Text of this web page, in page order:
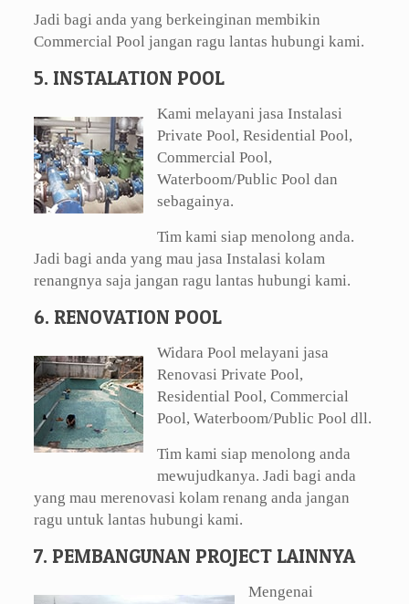
Jadi bagi anda yang berkeinginan membikin
Commercial Pool jangan ragu lantas hubungi kami.
5. INSTALATION POOL
Kami melayani jasa Instalasi
Private Pool, Residential Pool,
Commercial Pool,
Waterboom/Public Pool dan
sebagainya.
Tim kami siap menolong anda.
Jadi bagi anda yang mau jasa Instalasi kolam
renangnya saja jangan ragu lantas hubungi kami.
6. RENOVATION POOL
Widara Pool melayani jasa
Renovasi Private Pool,
Residential Pool, Commercial
Pool, Waterboom/Public Pool dll.
Tim kami siap menolong anda
mewujudkanya. Jadi bagi anda
yang mau merenovasi kolam renang anda jangan
ragu untuk lantas hubungi kami.
7. PEMBANGUNAN PROJECT LAINNYA
Mengenai